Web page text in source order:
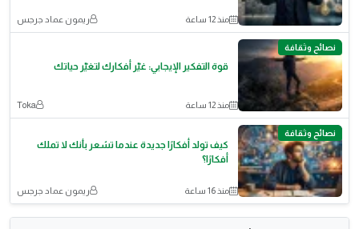
منذ 12 ساعة ريمون عماد جرجس
نصائح وثقافة
قوة التفكير الإيجابي: غيّر أفكارك لتغيّر حياتك
منذ 12 ساعة Toka
نصائح وثقافة
كيف تولد أفكارًا جديدة عندما تشعر بأنك لا تملك
أفكارًا؟
منذ 16 ساعة ريمون عماد جرجس